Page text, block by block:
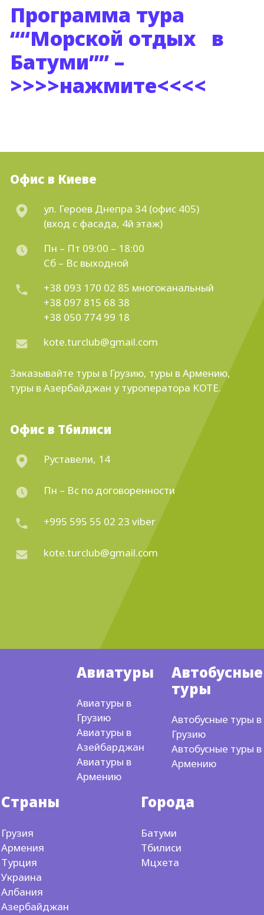
Программа тура
““Морской отдых в
Батуми”” –
>>>>нажмите<<<<
Офис в Киеве
ул. Героев Днепра 34 (офис 405)
(вход с фасада, 4й этаж)
Пн – Пт 09:00 – 18:00
Сб – Вс выходной
+38 093 170 02 85 многоканальный
+38 097 815 68 38
+38 050 774 99 18
kote.turclub@gmail.com
Заказывайте туры в Грузию, туры в Армению,
туры в Азербайджан у туроператора KOTE.
Офис в Тбилиси
Руставели, 14
Пн – Вс по договоренности
+995 595 55 02 23 viber
kote.turclub@gmail.com
Авиатуры
Авиатуры в
Грузию
Авиатуры в
Азейбарджан
Авиатуры в
Армению
Автобусные
туры
Автобусные туры в
Грузию
Автобусные туры в
Армению
Страны
Грузия
Армения
Турция
Украина
Албания
Азербайджан
Города
Батуми
Тбилиси
Мцхета